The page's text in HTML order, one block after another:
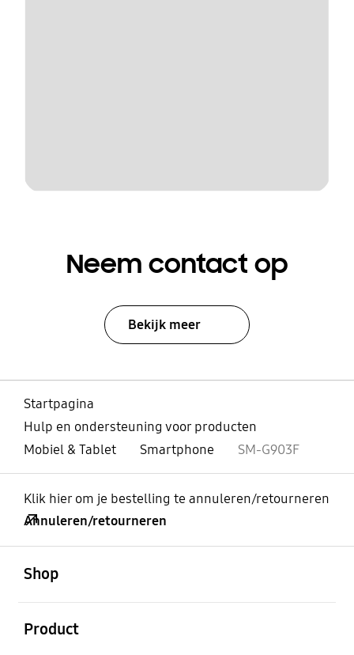
Neem contact op
Bekijk meer
Startpagina
Hulp en ondersteuning voor producten
Mobiel & Tablet
Smartphone SM-G903F
Klik hier om je bestelling te annuleren/retourneren
Annuleren/retourneren
Shop
Product